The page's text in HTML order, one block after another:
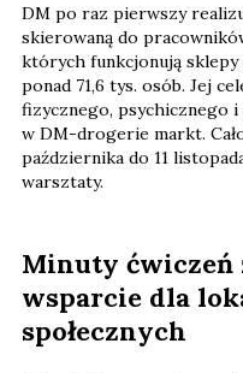
DM po raz pierwszy
skierowaną do
których funkcjonują sklepy
ponad 71,6 tys. osób. Jej
fizycznego, psychicznego
w DM-drogerie markt.
października do 11
warsztaty.
Minuty ćwiczeń
wsparcie dla
społecznych